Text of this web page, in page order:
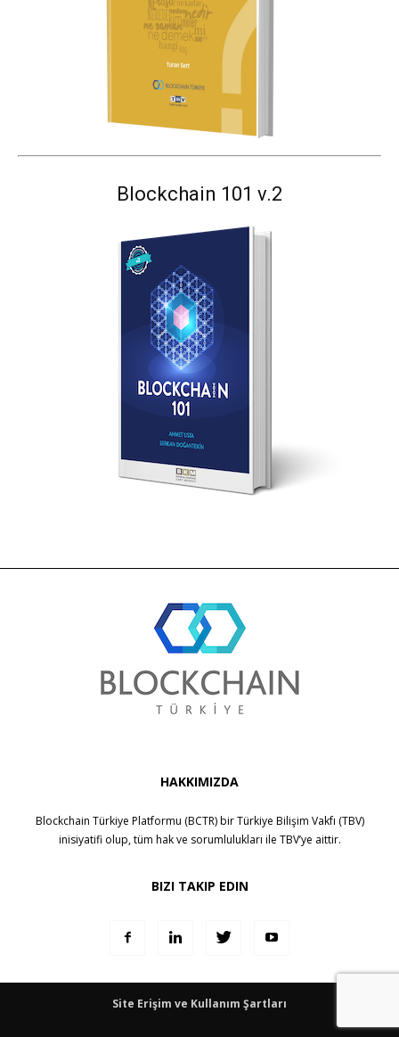
Blockchain 101 v.2
HAKKIMIZDA
Blockchain Türkiye Platformu (BCTR) birTürkiye Bilişim Vakfı (TBV)
inisiyatifi olup, tüm hak ve sorumlulukları ile TBV’ye aittir.
BIZI TAKIP EDIN
Site Erişim ve Kullanım Şartları